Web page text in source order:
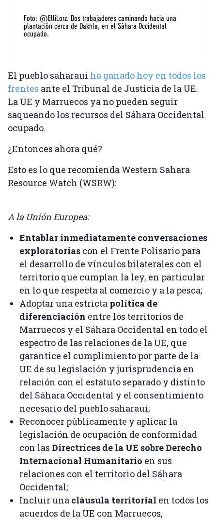
Foto: @ElliLorz. Dos trabajadores caminando hacia una
plantación cerca de Dakhla, en el Sáhara Occidental
ocupado.
El pueblo saharaui ha ganado hoy en todos los
frentes ante el Tribunal de Justicia de la UE.
La UE y Marruecos ya no pueden seguir
saqueando los recursos del Sáhara Occidental
ocupado.
¿Entonces ahora qué?
Esto es lo que recomienda Western Sahara
Resource Watch (WSRW):
A la Unión Europea:
Entablar inmediatamente conversaciones
exploratorias con el Frente Polisario para
el desarrollo de vínculos bilaterales con el
territorio que cumplan la ley, en particular
en lo que respecta al comercio y a la pesca;
Adoptar una estricta política de
diferenciación entre los territorios de
Marruecos y el Sáhara Occidental en todo el
espectro de las relaciones de la UE, que
garantice el cumplimiento por parte de la
UE de su legislación y jurisprudencia en
relación con el estatuto separado y distinto
del Sáhara Occidental y el consentimiento
necesario del pueblo saharaui;
Reconocer públicamente y aplicar la
legislación de ocupación de conformidad
con las Directrices de la UE sobre Derecho
Internacional Humanitario en sus
relaciones con el territorio del Sáhara
Occidental;
Incluir una cláusula territorial en todos los
acuerdos de la UE con Marruecos,